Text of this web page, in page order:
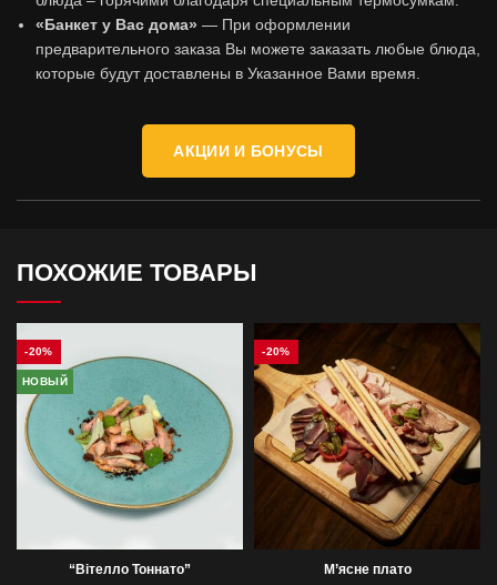
«Банкет у Вас дома» — При оформлении
предварительного заказа Вы можете заказать любые блюда,
которые будут доставлены в Указанное Вами время.
АКЦИИ И БОНУСЫ
ПОХОЖИЕ ТОВАРЫ
-20%
НОВЫЙ
“Вітелло Тоннато”
-20%
М’ясне плато